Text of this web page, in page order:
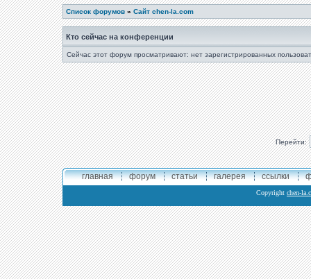
Список форумов » Сайт chen-la.com
Кто сейчас на конференции
Сейчас этот форум просматривают: нет зарегистрированных
Перейти:
главная форум статьи галерея ссылки
Copyright chen-